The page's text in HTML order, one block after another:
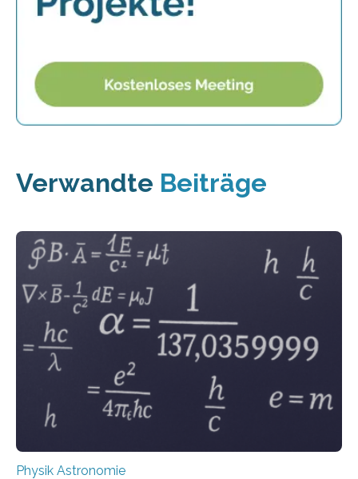
Verwandte Beiträge
Physik Astronomie